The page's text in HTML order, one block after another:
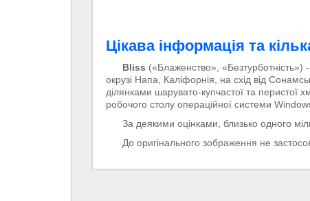
Цікава інформація та
Bliss («Блаженство»,
окрузі Напа, Каліфорнія, на схід від
ділянками шарувато-купчастої та
робочого столу операційної системи
За деякими оцінками, близько одного
До оригінального зображення не